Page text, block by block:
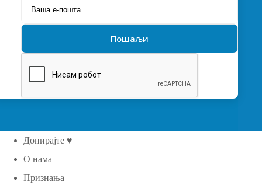
Донирајте ♥
О нама
Признања